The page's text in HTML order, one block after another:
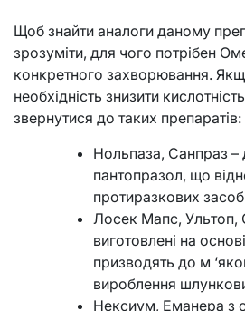
Щоб знайти аналоги даному
зрозуміти, для чого потрібен
конкретного захворювання.
необхідність знизити
звернутися до таких препаратів:
Нольпаза, Санпраз –
пантопразол, що
протиразкових
Лосек Мапс, Ультоп,
виготовлені на
призводять до м
вироблення
Нексиум, Еманера з